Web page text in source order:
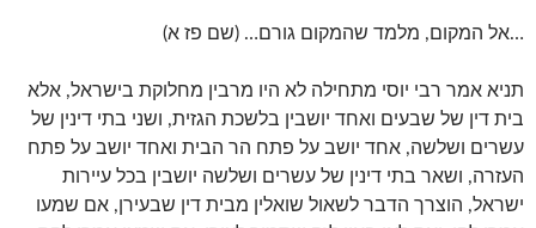
…אל המקום, מלמד שהמקום גורם… (שם פז א)
תניא אמר רבי יוסי מתחילה לא היו מרבין מחלוקת בישראל, אלא
בית דין של שבעים ואחד יושבין בלשכת הגזית, ושני בתי דינין של
עשרים ושלשה, אחד יושב על פתח הר הבית ואחד יושב על פתח
העזרה, ושאר בתי דינין של עשרים ושלשה יושבין בכל עיירות
ישראל, הוצרך הדבר לשאול שואלין מבית דין שבעירן, אם שמעו